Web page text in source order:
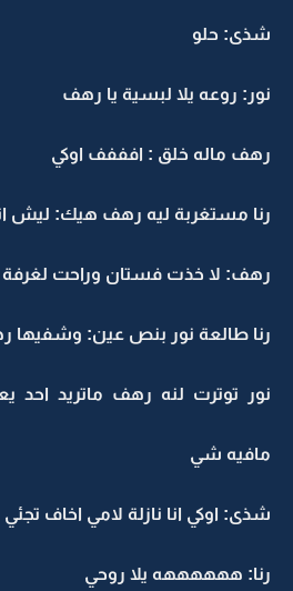
شذى: حلو
نور: روعه يلا لبسية يا رهف
رهف ماله خلق : افففف اوكي
رنا مستغربة ليه رهف هيك: ليش
رهف: لا خذت فستان وراحت لغرفة
رنا طالعة نور بنص عين: وشفيها
نور توترت لنه رهف ماتريد احد
مافيه شي
شذى: اوكي انا نازلة لامي اخاف
رنا: ههههههه يلا روحي